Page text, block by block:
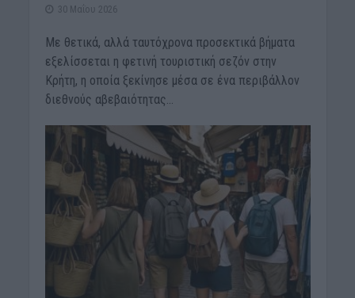
30 Μαΐου 2026
Με θετικά, αλλά ταυτόχρονα προσεκτικά βήματα
εξελίσσεται η φετινή τουριστική σεζόν στην
Κρήτη, η οποία ξεκίνησε μέσα σε ένα περιβάλλον
διεθνούς αβεβαιότητας...